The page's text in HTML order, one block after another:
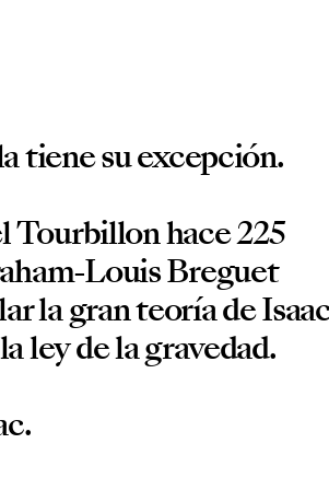
tiene su excepción.
Tourbillon hace 225
Louis Breguet
la gran teoría de
ley de la gravedad.